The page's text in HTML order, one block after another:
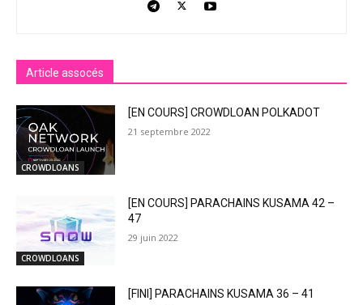
Article assocés
CROWDLOANS
[EN COURS] CROWDLOAN POLKADOT
21 septembre 2022
CROWDLOANS
[EN COURS] PARACHAINS KUSAMA 42 –
47
29 juin 2022
[FINI] PARACHAINS KUSAMA 36 – 41